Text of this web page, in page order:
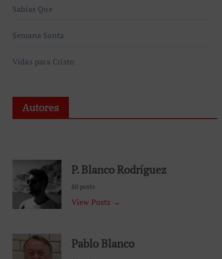
Sabías Que
Semana Santa
Vidas para Cristo
Autores
P. Blanco Rodríguez
80 posts
View Posts →
Pablo Blanco